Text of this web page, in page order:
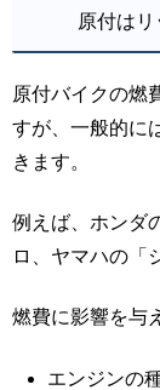
原付は
原付バイクの燃
すが、一般的に
きます。
例えば、ホンダ
ロ、ヤマハの「
燃費に影響を与
エンジンの